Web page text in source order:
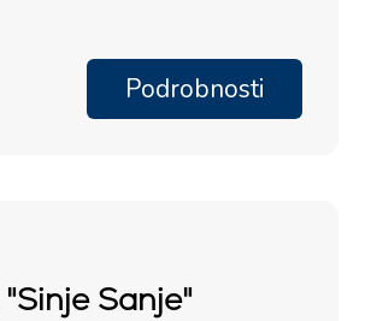
Podrobnosti
Sanje"